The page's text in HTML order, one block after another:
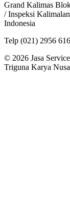
Grand Kalimas
/ Inspeksi
Indonesia
Telp (021) 2956
© 2026 Jasa
Triguna Karya